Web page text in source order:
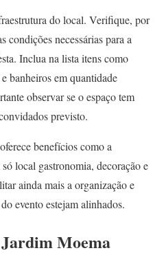
do local. Verifique, por
condições necessárias para a
Inclua na lista itens como
banheiros em quantidade
observar se o espaço tem
previsto.
benefícios como a
local gastronomia, decoração e
ainda mais a organização e
evento estejam alinhados.
Jardim Moema